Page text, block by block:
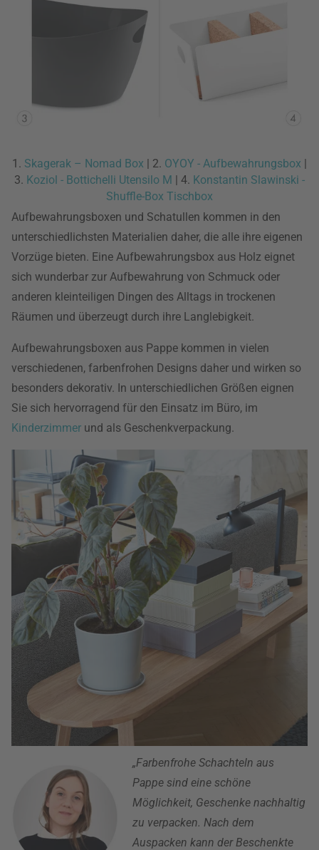
1. Skagerak – Nomad Box | 2. OYOY - Aufbewahrungsbox |
3. Koziol - Bottichelli Utensilo M | 4. Konstantin Slawinski -
Shuffle-Box Tischbox
Aufbewahrungsboxen und Schatullen kommen in den
unterschiedlichsten Materialien daher, die alle ihre eigenen
Vorzüge bieten. Eine Aufbewahrungsbox aus Holz eignet
sich wunderbar zur Aufbewahrung von Schmuck oder
anderen kleinteiligen Dingen des Alltags in trockenen
Räumen und überzeugt durch ihre Langlebigkeit.
Aufbewahrungsboxen aus Pappe kommen in vielen
verschiedenen, farbenfrohen Designs daher und wirken so
besonders dekorativ. In unterschiedlichen Größen eignen
Sie sich hervorragend für den Einsatz im Büro, im
Kinderzimmer und als Geschenkverpackung.
„Farbenfrohe Schachteln aus
Pappe sind eine schöne
Möglichkeit, Geschenke nachhaltig
zu verpacken. Nach dem
Auspacken kann der Beschenkte